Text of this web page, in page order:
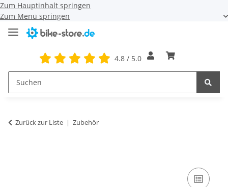
Zum Hauptinhalt springen
Zum Menü springen
4.8 / 5.0
Zurück zur Liste Zubehör